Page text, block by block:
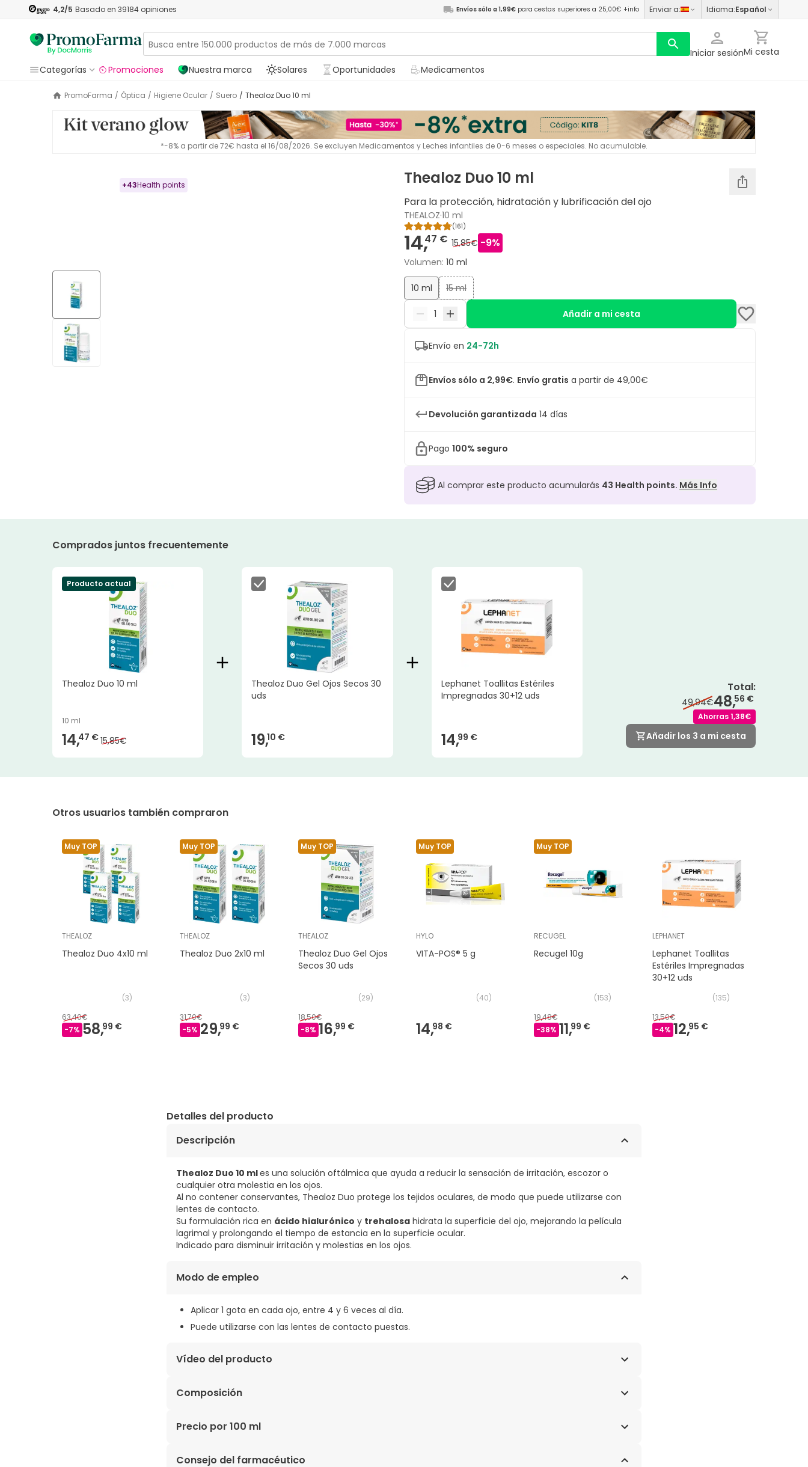
4,2/5 Basado en 39184 opiniones Envíos sólo a 1,99€ para cestas superiores a 25,00€ +info Enviar a: Idioma:Español
Iniciar sesiónMi cesta
Categorías
Promociones Nuestra marca Solares Oportunidades Medicamentos
PromoFarma / Óptica / Higiene Ocular / Suero / Thealoz Duo 10 ml
*-8% a partir de 72€ hasta el 16/08/2026. Se excluyen Medicamentos y Leches infantiles de 0-6 meses o especiales. No acumulable.
+43Health points Thealoz Duo 10 ml
Para la protección, hidratación y lubrificación del ojo
THEALOZ·10 ml
(161)
14,47 € 15,85€ -9%
Volumen: 10 ml
10 ml 15 ml
Añadir a mi cesta
Envío en 24-72h
Envíos sólo a 2,99€. Envío gratis a partir de 49,00€
Devolución garantizada 14 días
Pago 100% seguro
Al comprar este producto acumularás 43 Health points. Más Info
Comprados juntos frecuentemente
Producto actual
Thealoz Duo 10 ml
10 ml
14,47 €15,85€
Thealoz Duo Gel Ojos Secos 30
uds
19,10 €
Lephanet Toallitas Estériles
Impregnadas 30+12 uds
14,99 €
Total:
49,94€48,56 €
Ahorras1,38€
Añadir los 3 a mi cesta
Otros usuarios también compraron
Muy TOP
THEALOZ
Thealoz Duo 4x10 ml
(3)
63,40€
-7% 58,99 €
Muy TOP
THEALOZ
Thealoz Duo 2x10 ml
(3)
31,70€
-5% 29,99 €
Muy TOP
THEALOZ
Thealoz Duo Gel Ojos
Secos 30 uds
(29)
18,50€
-8% 16,99 €
Muy TOP
HYLO
VITA-POS® 5 g
(40)
14,98 €
Muy TOP
RECUGEL
Recugel 10g
(153)
19,48€
-38% 11,99 €
LEPHANET
Lephanet Toallitas
Estériles Impregnadas
30+12 uds
(135)
13,50€
-4% 12,95 €
Detalles del producto
Descripción
Thealoz Duo 10 mles una solución oftálmica que ayuda a reducir la sensación de irritación, escozor o
cualquier otra molestia en los ojos.
Al no contener conservantes, Thealoz Duo protege los tejidos oculares, de modo que puede utilizarse con
lentes de contacto.
Su formulación rica en ácido hialurónico y trehalosa hidrata la superficie del ojo, mejorando la película
lagrimal y prolongando el tiempo de estancia en la superficie ocular.
Indicado para disminuir irritación y molestias en los ojos.
Modo de empleo
Aplicar 1 gota en cada ojo, entre 4 y 6 veces al día.
Puede utilizarse con las lentes de contacto puestas.
Vídeo del producto
Composición
Trehalosa (3%), hialuronato de sodio (0,15%), cloruro de sodio, trometamol, ácido clorhídrico y agua para
Precio por 100 ml
144,70€ / 100 ml
Consejo del farmacéutico